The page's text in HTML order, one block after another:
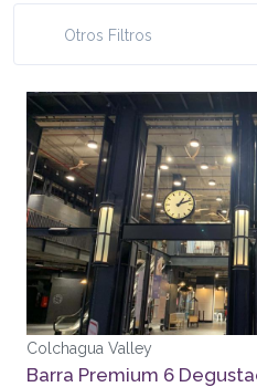
Otros Filtros
Colchagua Valley
Barra Premium 6